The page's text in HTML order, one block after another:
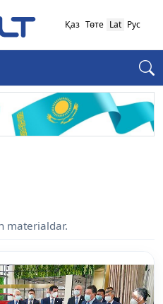
Қаз Төте Lat Рус
materialdar.